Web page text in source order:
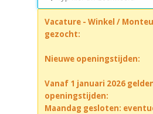
Vacature - Winkel /
gezocht:
Nieuwe openingstijden:
Vanaf 1 januari 2026
openingstijden:
Maandag gesloten: